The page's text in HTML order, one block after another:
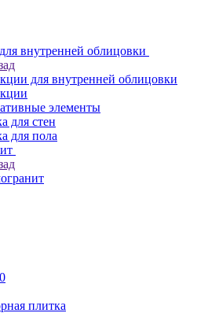
внутренней облицовки
для внутренней облицовки
элементы
для стен
для пола
плитка